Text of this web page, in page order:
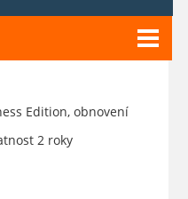
Edition, obnovení
2 roky